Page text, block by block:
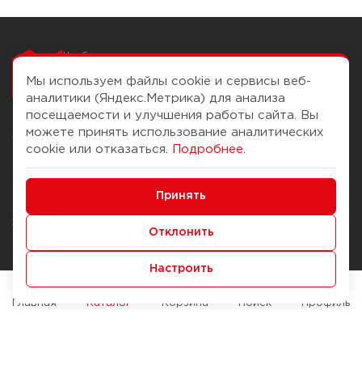
Чтобы вам легко
О компании
История Компании
Журнал
Наши марки
Брендирование
Помощь
Доставка и оплата
Способы оплаты
Служба контроля качества
Мы используем файлы cookie и сервисы веб-
аналитики (Яндекс.Метрика) для анализа
посещаемости и улучшения работы сайта. Вы
можете принять использование аналитических
cookie или отказаться.
Подробнее
Принять
Отклонить
Настроить
Главная Каталог Корзина Поиск Профиль